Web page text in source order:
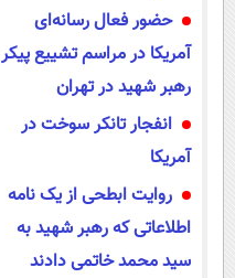
حضور فعال رسانه‌ای
آمریکا در مراسم تشییع پیکر
رهبر شهید در تهران
انفجار تانکر سوخت در
آمریکا
روایت ابطحی از یک نامه
اطلاعاتی که رهبر شهید به
سید محمد خاتمی دادند